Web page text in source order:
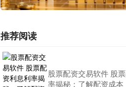
推荐阅读
股票配资交易软件 股
率揭秘：了解配资成本